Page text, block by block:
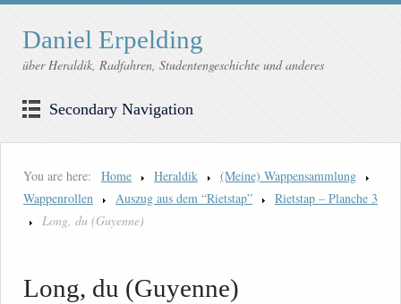
Daniel Erpelding
über Heraldik, Radfahren, Studentengeschichte und anderes
Secondary Navigation
You are here: Home Heraldik
(Meine) Wappensammlung
Wappenrollen
Auszug aus dem “Rietstap”
Rietstap – Planche 3
Long, du (Guyenne)
Long, du (Guyenne)